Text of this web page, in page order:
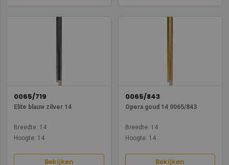
0065/719
Elite blauw zilver 14
Breedte: 14
Hoogte: 14
Bekijken
0065/843
Opera goud 14 0065/843
Breedte: 14
Hoogte: 14
Bekijken